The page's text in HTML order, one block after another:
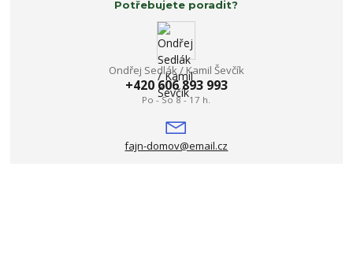
Potřebujete poradit?
Ondřej Sedlák / Kamil Ševčík
+420 606 893 993
Po - So 8 - 17 h.
fajn-domov@email.cz